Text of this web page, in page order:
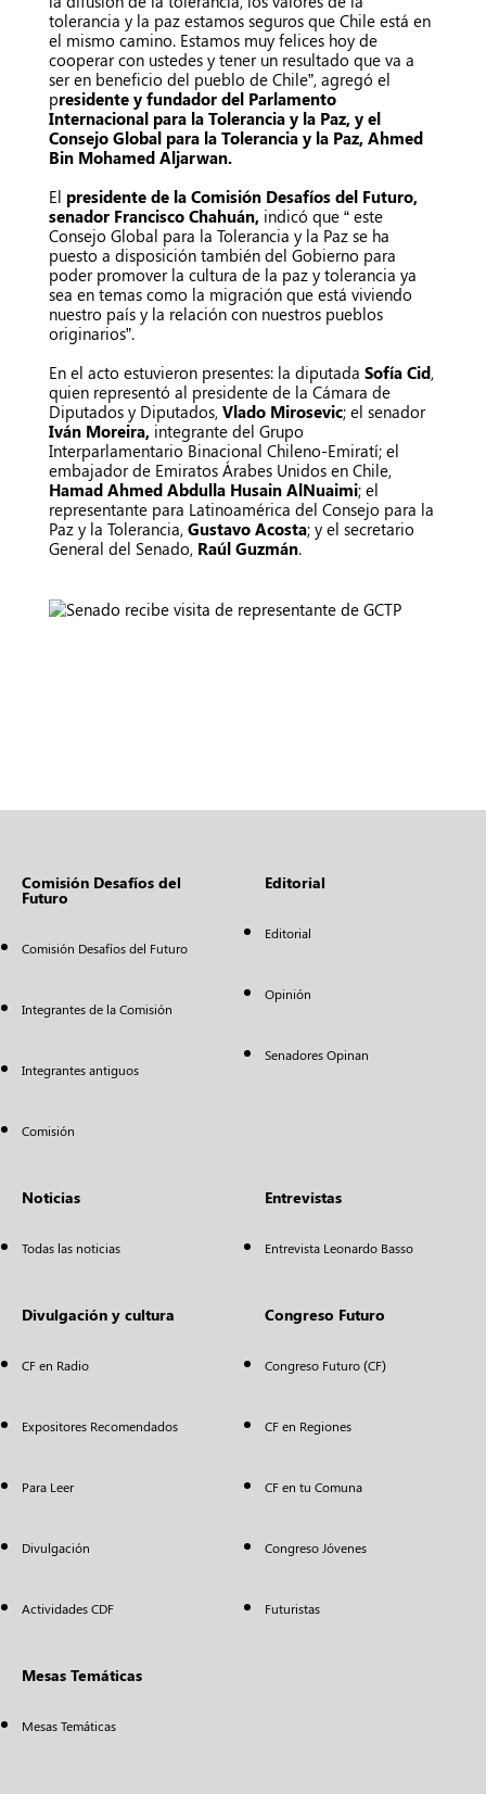
tolerancia y la paz estamos seguros que Chile está en
el mismo camino. Estamos muy felices hoy de
cooperar con ustedes y tener un resultado que va a
ser en beneficio del pueblo de Chile”, agregó el
presidente y fundador del Parlamento
Internacional para la Tolerancia y la Paz, y el
Consejo Global para la Tolerancia y la Paz, Ahmed
Bin Mohamed Aljarwan.
El presidente de la Comisión Desafíos del Futuro,
senador Francisco Chahuán, indicó que “ este
Consejo Global para la Tolerancia y la Paz se ha
puesto a disposición también del Gobierno para
poder promover la cultura de la paz y tolerancia ya
sea en temas como la migración que está viviendo
nuestro país y la relación con nuestros pueblos
originarios”.
En el acto estuvieron presentes: la diputada Sofía Cid,
quien representó al presidente de la Cámara de
Diputados y Diputados, Vlado Mirosevic; el senador
Iván Moreira, integrante del Grupo
Interparlamentario Binacional Chileno-Emiratí; el
embajador de Emiratos Árabes Unidos en Chile,
Hamad Ahmed Abdulla Husain AlNuaimi; el
representante para Latinoamérica del Consejo para la
Paz y la Tolerancia, Gustavo Acosta; y el secretario
General del Senado, Raúl Guzmán.
Comisión Desafíos del
Futuro
Comisión Desafíos del Futuro
Integrantes de la Comisión
Integrantes antiguos
Comisión
Editorial
Editorial
Opinión
Senadores Opinan
Noticias
Todas las noticias
Entrevistas
Entrevista Leonardo Basso
Divulgación y cultura
CF en Radio
Expositores Recomendados
Para Leer
Divulgación
Actividades CDF
Congreso Futuro
Congreso Futuro (CF)
CF en Regiones
CF en tu Comuna
Congreso Jóvenes
Futuristas
Mesas Temáticas
Mesas Temáticas